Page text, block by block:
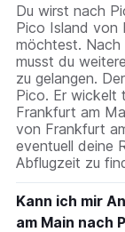
Du wirst nach
Pico Island von
möchtest. Nach
musst du
zu gelangen.
Pico. Er wickelt
Frankfurt am
von Frankfurt
eventuell deine
Abflugzeit zu
Kann ich mir
am Main nach